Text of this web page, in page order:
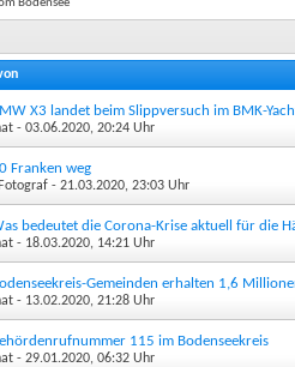
Bodensee
X3 landet beim Slippversuch im BMK-
- 03.06.2020, 20:24 Uhr
Franken weg
- 21.03.2020, 23:03 Uhr
bedeutet die Corona-Krise aktuell für die
- 18.03.2020, 14:21 Uhr
Gemeinden erhalten 1,6
- 13.02.2020, 21:28 Uhr
115 im Bodenseekreis
- 29.01.2020, 06:32 Uhr